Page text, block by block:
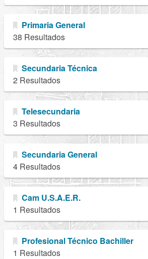
Primaria General
38 Resultados
Secundaria Técnica
2 Resultados
Telesecundaria
3 Resultados
Secundaria General
4 Resultados
Cam U.S.A.E.R.
1 Resultados
Profesional Técnico Bachiller
1 Resultados